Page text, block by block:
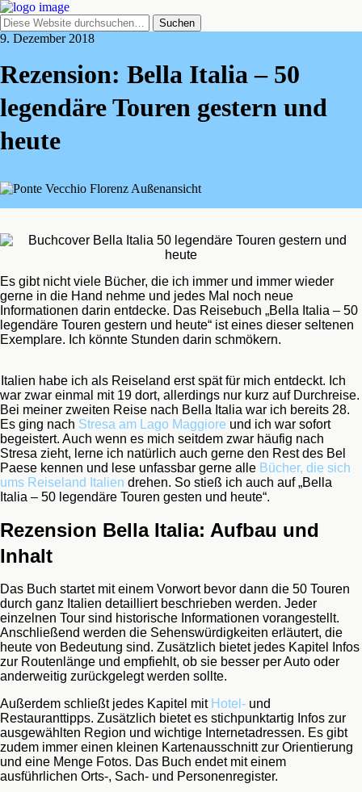
9. Dezember 2018
Rezension: Bella Italia – 50
legendäre Touren gestern und
heute
Es gibt nicht viele Bücher, die ich immer und immer wieder
gerne in die Hand nehme und jedes Mal noch neue
Informationen darin entdecke. Das Reisebuch „Bella Italia – 50
legendäre Touren gestern und heute“ ist eines dieser seltenen
Exemplare. Ich könnte Stunden darin schmökern.
Italien habe ich als Reiseland erst spät für mich entdeckt. Ich
war zwar einmal mit 19 dort, allerdings nur kurz auf Durchreise.
Bei meiner zweiten Reise nach Bella Italia war ich bereits 28.
Es ging nach Stresa am Lago Maggiore und ich war sofort
begeistert. Auch wenn es mich seitdem zwar häufig nach
Stresa zieht, lerne ich natürlich auch gerne den Rest des Bel
Paese kennen und lese unfassbar gerne alle Bücher, die sich
ums Reiseland Italien drehen. So stieß ich auch auf „Bella
Italia – 50 legendäre Touren gesten und heute“.
Rezension Bella Italia: Aufbau und
Inhalt
Das Buch startet mit einem Vorwort bevor dann die 50 Touren
durch ganz Italien detailliert beschrieben werden. Jeder
einzelnen Tour sind historische Informationen vorangestellt.
Anschließend werden die Sehenswürdigkeiten erläutert, die
heute von Bedeutung sind. Zusätzlich bietet jedes Kapitel Infos
zur Routenlänge und empfiehlt, ob sie besser per Auto oder
anderweitig zurückgelegt werden sollte.
Außerdem schließt jedes Kapitel mit Hotel- und
Restauranttipps. Zusätzlich bietet es stichpunktartig Infos zur
ausgewählten Region und wichtige Internetadressen. Es gibt
zudem immer einen kleinen Kartenausschnitt zur Orientierung
und eine Menge Fotos. Das Buch endet mit einem
ausführlichen Orts-, Sach- und Personenregister.